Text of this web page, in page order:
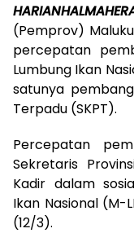
(Pemprov)
percepatan
Lumbung Ikan
satunya
Terpadu (SKPT).
Percepatan
Sekretaris
Kadir dalam
Ikan Nasional (M-
(12/3).